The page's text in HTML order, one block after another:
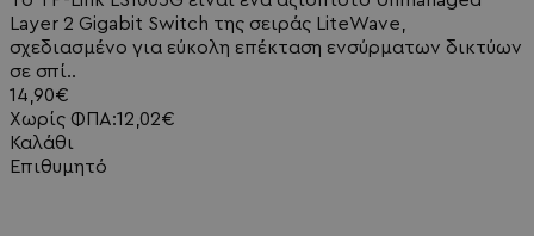
Layer 2 Gigabit Switch της σειράς LiteWave,
σχεδιασμένο για εύκολη επέκταση ενσύρματων δικτύων
σε σπί..
14,90€
Χωρίς ΦΠΑ:12,02€
Καλάθι
Επιθυμητό